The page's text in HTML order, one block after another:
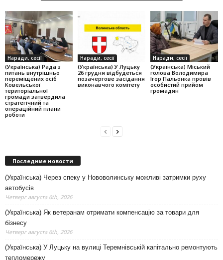
Наради, сесії
(Українська) Рада з
питань внутрішньо
переміщених осіб
Ковельської
територіальної
громади затвердила
стратегічний та
операційний плани
роботи
Наради, сесії
(Українська) У Луцьку
26 грудня відбудеться
позачергове засідання
виконавчого комітету
Наради, сесії
(Українська) Міський
голова Володимира
Ігор Пальонка провів
особистий прийом
громадян
Последние новости
(Українська) Через спеку у Нововолинську можливі затримки руху
автобусів
Четверг августа 6th, 2026
(Українська) Як ветеранам отримати компенсацію за товари для
бізнесу
Четверг августа 6th, 2026
(Українська) У Луцьку на вулиці Теремнівській капітально ремонтують
тепломережу